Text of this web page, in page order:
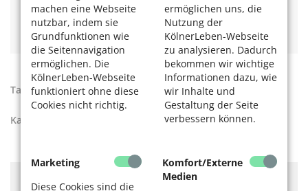
machen eine Webseite
nutzbar, indem sie
Grundfunktionen wie
die Seitennavigation
ermöglichen. Die
KölnerLeben-Webseite
funktioniert ohne diese
Cookies nicht richtig.
ermöglichen uns, die
Nutzung der
KölnerLeben-Webseite
zu analysieren. Dadurch
bekommen wir wichtige
Informationen dazu, wie
wir Inhalte und
Gestaltung der Seite
verbessern können.
Marketing
Diese Cookies sind die
Komfort/Externe
Medien
Menschen in Köln
KVB Kleinbusse nach Bedarf bestellen
Tags: Mobilität , Veedel
Kategorien:
Hier könnte Werbung stehen, mit der wir uns